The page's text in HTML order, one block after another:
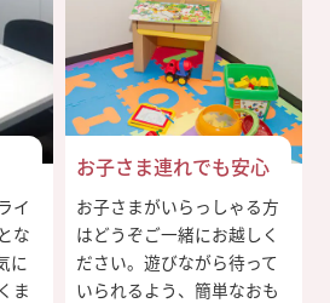
イ
な
に
ま
お子さま連れでも安心
お子さまがいらっしゃる方
はどうぞご一緒にお越しく
ださい。遊びながら待って
いられるよう、簡単なおも